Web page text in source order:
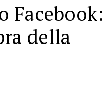
Facebook:
della